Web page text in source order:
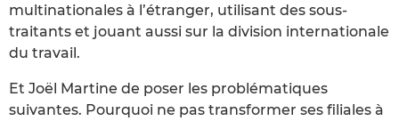
multinationales à l’étranger, utilisant des sous-
traitants et jouant aussi sur la division internationale
du travail.
Et Joël Martine de poser les problématiques
suivantes. Pourquoi ne pas transformer ses filiales à